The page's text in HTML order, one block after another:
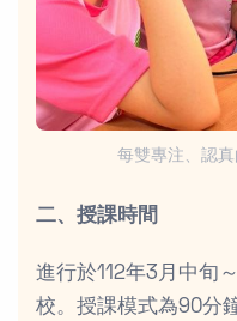
每雙專注、認
二、授課時間
進行於112年3月中旬
校。授課模式為90分